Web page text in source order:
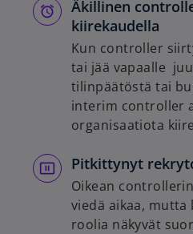
Äkillinen
kiirekaudella
Kun controller
tai jää vapaalle
tilinpäätöstä tai
interim controller
organisaatiota
Pitkittynyt
Oikean
viedä aikaa,
roolia näkyvät